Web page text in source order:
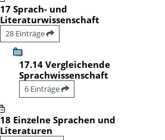
17 Sprach- und
Literaturwissenschaft
28 Einträge
17.14 Vergleichende
Sprachwissenschaft
6 Einträge
18 Einzelne Sprachen und
Literaturen